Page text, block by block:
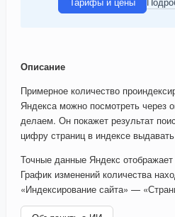
Описание
Примерное количество
Яндекса можно посмотреть через
делаем. Он покажет результат
цифру страниц в индексе
Точные данные Яндекс
График изменений количества
«Индексирование сайта» —